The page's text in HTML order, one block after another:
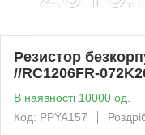
Резистор
//RC1206FR-
В наявності 10000 од.
Код: PPYA157